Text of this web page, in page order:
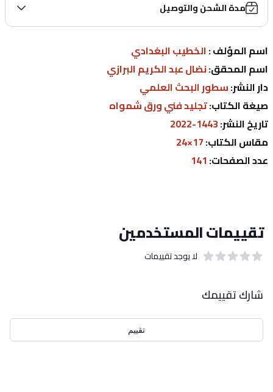
مدة الشحن والتوصيل
اسم المؤلف : الخطيب البغدادي
اسم المحقق: نضال عبد الكريم البرازي
دار النشر: سطور البحث العلمي
صيغة الكتاب: تجليد فني ورق شمواه
تاريخ النشر: 1443-2022
مقاس الكتاب: 17×24
عدد الصفحات: 141
تقييمات المستخدمين
لا يوجد تقييمات
شارك تقييمك
تقييم